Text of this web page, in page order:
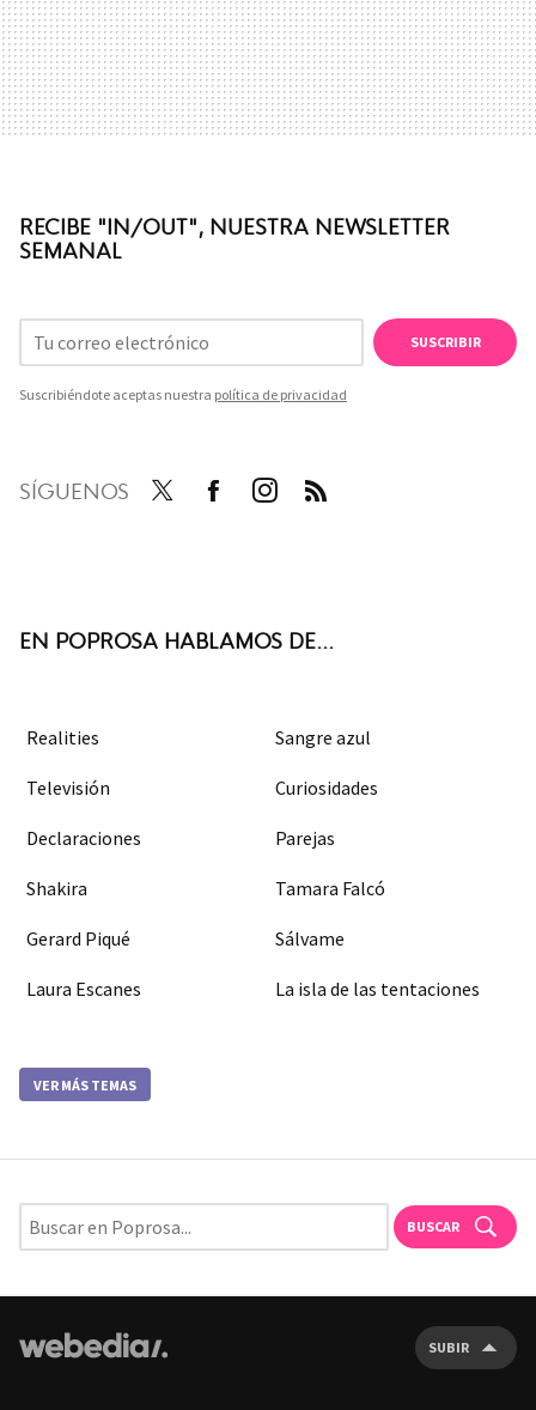
RECIBE "IN/OUT", NUESTRA NEWSLETTER
SEMANAL
SUSCRIBIR
Suscribiéndote aceptas nuestra política de privacidad
SÍGUENOS
EN POPROSA HABLAMOS DE...
Realities Sangre azul
Televisión Curiosidades
Declaraciones Parejas
Shakira Tamara Falcó
Gerard Piqué Sálvame
Laura Escanes La isla de las tentaciones
VER MÁS TEMAS
BUSCAR
SUBIR